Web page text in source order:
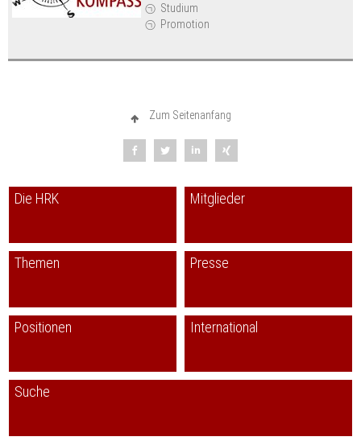
Studium
Promotion
Zum Seitenanfang
Die HRK Mitglieder
Themen Presse
Positionen International
Suche